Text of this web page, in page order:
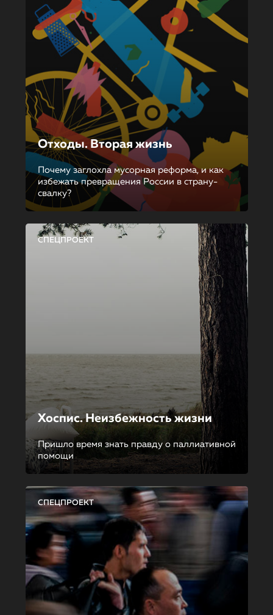
Отходы. Вторая жизнь
Почему заглохла мусорная реформа, и как
избежать превращения России в страну-
свалку?
СПЕЦПРОЕКТ
Хоспис. Неизбежность жизни
Пришло время знать правду о паллиативной
помощи
СПЕЦПРОЕКТ